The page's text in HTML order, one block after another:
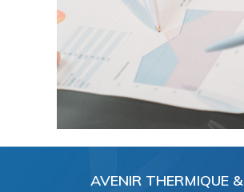
AVENIR THERMIQUE &